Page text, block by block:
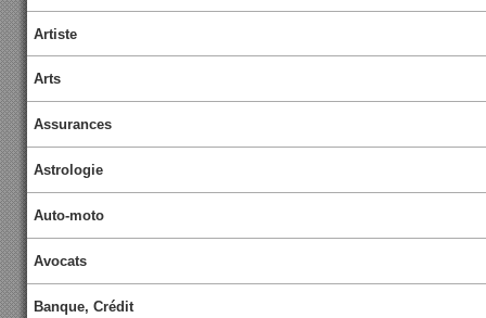
Artiste
Arts
Assurances
Astrologie
Auto-moto
Avocats
Banque, Crédit